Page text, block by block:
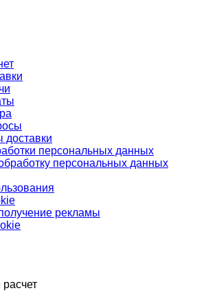
доставки
персональных данных
персональных данных
рекламы